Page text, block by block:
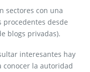
sectores con una
procedentes desde
blogs privadas).
interesantes hay
conocer la autoridad